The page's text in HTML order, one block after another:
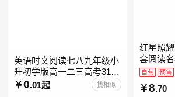
红星照
套阅读
删减 初
自营 预售
8.70
英语时文阅读七八九年级小
升初学版高一二三高考31期
30快捷英语阅读理解2027
0.01起 找相似